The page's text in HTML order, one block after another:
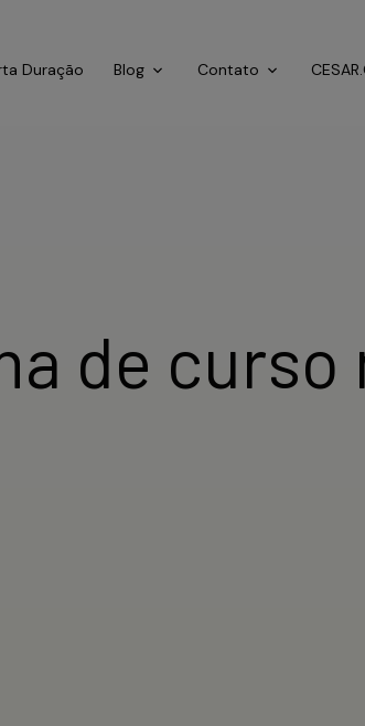
Duração Blog Contato
de curso